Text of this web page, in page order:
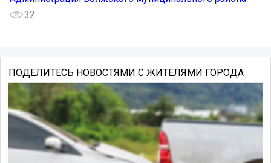
32
ПОДЕЛИТЕСЬ НОВОСТЯМИ С ЖИТЕЛЯМИ ГОРОДА